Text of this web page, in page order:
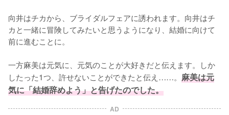
向井はチカから、ブライダルフェアに誘われます。向井はチ
カと一緒に冒険してみたいと思うようになり、結婚に向けて
前に進むことに。
一方麻美は元気に、元気のことが大好きだと伝えます。しか
したった1つ、許せないことができたと伝え……。 麻美は元
気に「結婚辞めよう」と告げたのでした。
AD